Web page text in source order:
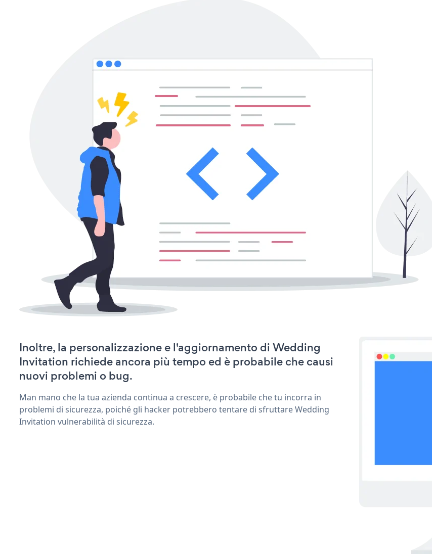
Inoltre, la personalizzazione e l'aggiornamento di Wedding
Invitation richiede ancora più tempo ed è probabile che causi
nuovi problemi o bug.
Man mano che la tua azienda continua a crescere, è probabile che tu incorra in
problemi di sicurezza, poiché gli hacker potrebbero tentare di sfruttare Wedding
Invitation vulnerabilità di sicurezza.